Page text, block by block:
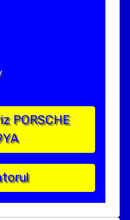
PORSCHE